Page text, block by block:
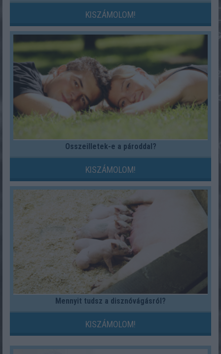
KISZÁMOLOM!
Összeilletek-e a pároddal?
KISZÁMOLOM!
Mennyit tudsz a disznóvágásról?
KISZÁMOLOM!